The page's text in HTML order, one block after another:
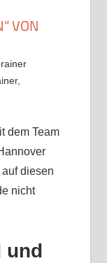
VON
,
dem Team
diesen
nicht
und